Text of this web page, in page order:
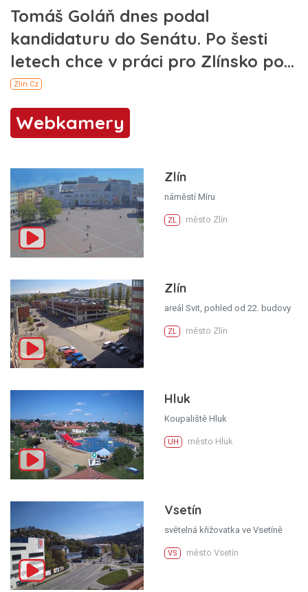
Webkamery
Zlín
náměstí Míru
ZL město Zlín
Zlín
areál Svit, pohled od 22. budovy
ZL město Zlín
Hluk
Koupaliště Hluk
UH město Hluk
Vsetín
světelná křižovatka ve Vsetíně
VS město Vsetín